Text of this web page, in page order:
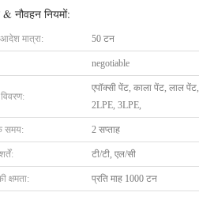
नौवहन नियमों:
मात्रा: 50 टन
negotiable
एपॉक्सी पेंट, काला पेंट, लाल पेंट,
2LPE, 3LPE,
समय: 2 सप्ताह
टी/टी, एल/सी
क्षमता: प्रति माह 1000 टन